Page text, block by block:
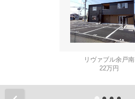
リヴァブル余戸南
22万円